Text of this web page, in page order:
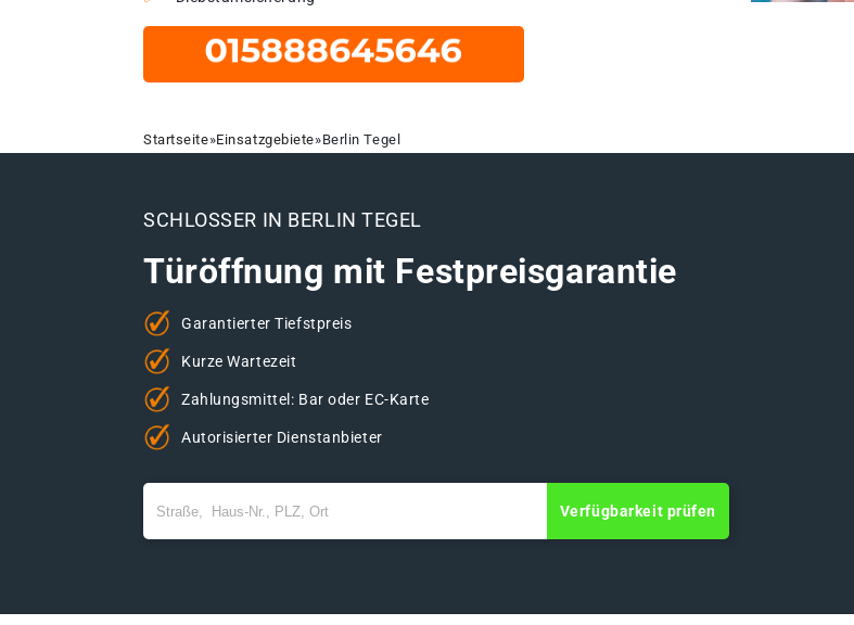
Startseite»Einsatzgebiete»Berlin Tegel
SCHLOSSER IN BERLIN TEGEL
Türöffnung mit Festpreisgarantie
Garantierter Tiefstpreis
Kurze Wartezeit
Zahlungsmittel: Bar oder EC-Karte
Autorisierter Dienstanbieter
Verfügbarkeit prüfen